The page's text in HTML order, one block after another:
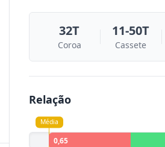
Coroa
32T
Cassete
11-50T
Relação
Média
0,65